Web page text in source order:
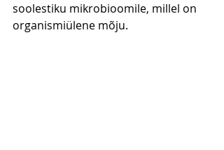
soolestiku mikrobioomile, millel on
organismiülene mõju.